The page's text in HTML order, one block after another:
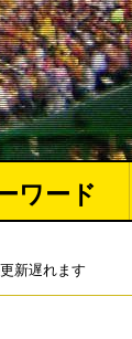
ワード
新遅れます